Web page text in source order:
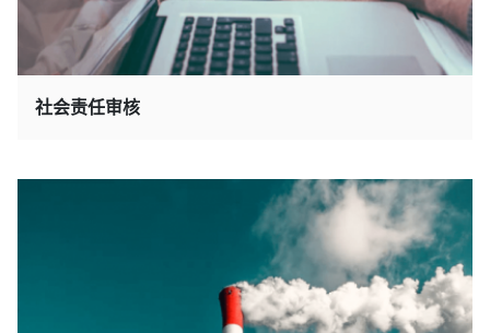
社会责任审核